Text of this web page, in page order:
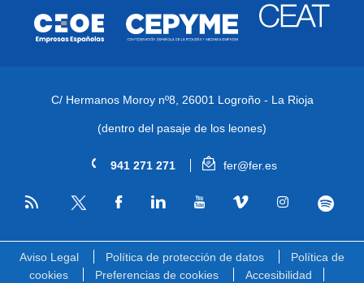
C/ Hermanos Moroy nº8, 26001 Logroño - La Rioja
(dentro del pasaje de los leones)
941 271 271 fer@fer.es
RSS
Aviso Legal Política de protección de datos
Política de
cookies
Preferencias de cookies
Accesibilidad